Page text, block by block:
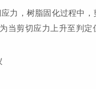
力，树脂固化过程中
当剪切应力上升至判定